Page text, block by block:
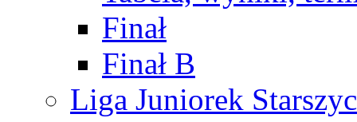
Finał
Finał B
Liga Juniorek